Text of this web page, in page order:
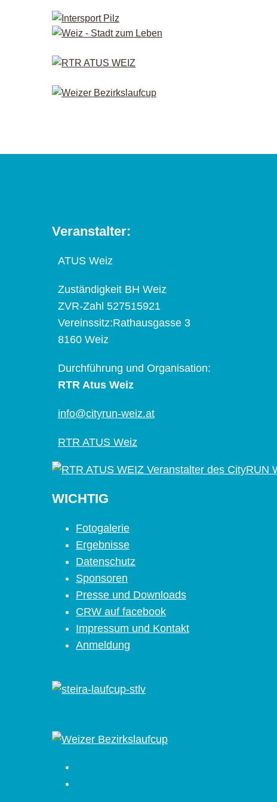
Veranstalter:
ATUS Weiz
Zuständigkeit BH Weiz
ZVR-Zahl 527515921
Vereinssitz:Rathausgasse 3
8160 Weiz
Durchführung und Organisation:
RTR Atus Weiz
info@cityrun-weiz.at
RTR ATUS Weiz
WICHTIG
Fotogalerie
Ergebnisse
Datenschutz
Sponsoren
Presse und Downloads
CRW auf facebook
Impressum und Kontakt
Anmeldung